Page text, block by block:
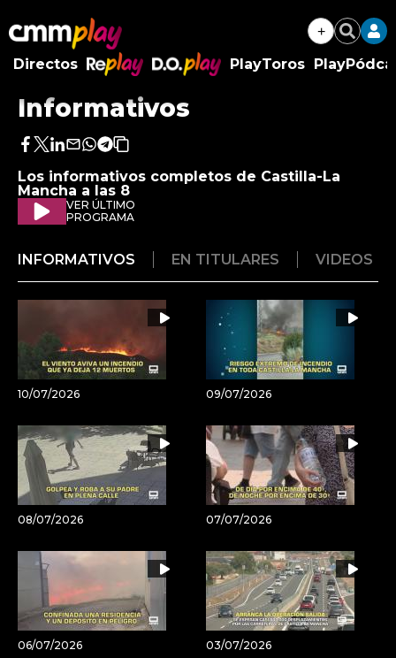
+ Buscar
Directos
RePlay
D.O.Play
PlayToros
Informativos
Facebook
Twitter
LinkedIn
Enviar
Email
Whatsapp
Telegram
Copiar
del
artículo
Los informativos completos de Castilla-La
Mancha a las 8
VER ÚLTIMO
PROGRAMA
INFORMATIVOS EN TITULARES VIDEOS
10/07/2026 09/07/2026
08/07/2026 07/07/2026
06/07/2026 03/07/2026